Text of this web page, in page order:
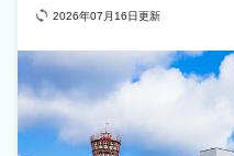
2026年07月16日更新